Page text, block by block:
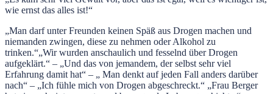
wie ernst das alles ist!“
„Man darf unter Freunden keinen Späß aus Drogen machen und
niemanden zwingen, diese zu nehmen oder Alkohol zu
trinken.“„Wir wurden anschaulich und fesselnd über Drogen
aufgeklärt.“ – „Und das von jemandem, der selbst sehr viel
Erfahrung damit hat“ – „ Man denkt auf jeden Fall anders darüber
nach“ – „Ich fühle mich von Drogen abgeschreckt.“ „Frau Berger